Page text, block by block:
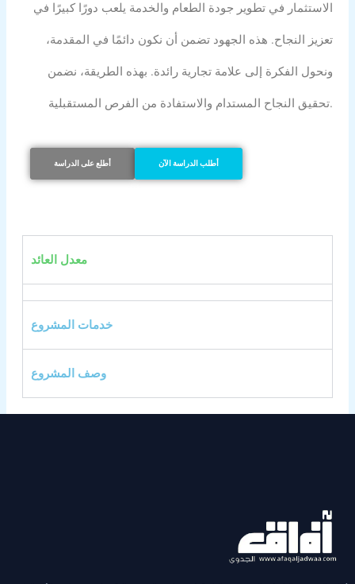
الاستثمار في تطوير جودة الطعام والخدمة يلعب دورًا كبيرًا في
تعزيز النجاح. هذه الجهود تضمن أن نكون دائمًا في المقدمة،
ونحول الفكرة إلى علامة تجارية رائدة. بهذه الطريقة، نضمن
تحقيق النجاح المستدام والاستفادة من الفرص المستقبلية.
أطلع على الدراسة أطلب الدراسة الآن
معدل العائد
خدمات المشروع
وصف المشروع